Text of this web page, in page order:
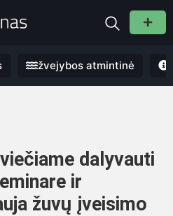
žvejybos atmintinė
dalyvauti
ir
žuvų įveisimo